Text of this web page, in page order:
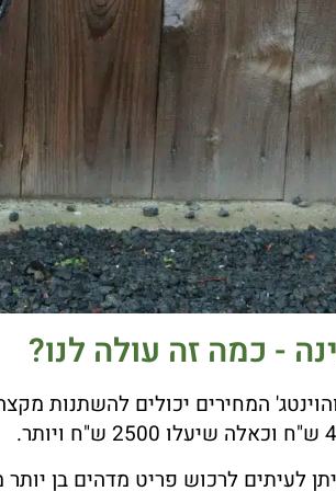
- כמה זה עולה לנו?
המחירים יכולים להשתנות
מדהים בן יותר מ-100 שנים במחיר זול יותר מחיקוי סיני שיוצר בפס ייצור